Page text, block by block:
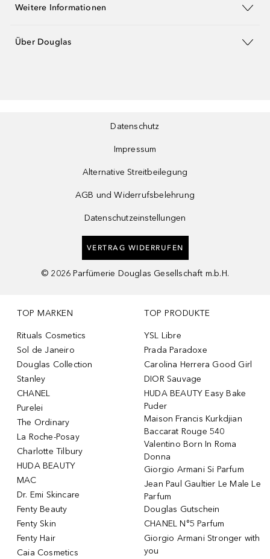
Weitere Informationen
Über Douglas
Datenschutz
Impressum
Alternative Streitbeilegung
AGB und Widerrufsbelehrung
Datenschutzeinstellungen
VERTRAG WIDERRUFEN
© 2026 Parfümerie Douglas Gesellschaft m.b.H.
TOP MARKEN
Rituals Cosmetics
Sol de Janeiro
Douglas Collection
Stanley
CHANEL
Purelei
The Ordinary
La Roche-Posay
Charlotte Tilbury
HUDA BEAUTY
MAC
Dr. Emi Skincare
Fenty Beauty
Fenty Skin
Fenty Hair
Caia Cosmetics
TOP PRODUKTE
YSL Libre
Prada Paradoxe
Carolina Herrera Good Girl
DIOR Sauvage
HUDA BEAUTY Easy Bake
Puder
Maison Francis Kurkdjian
Baccarat Rouge 540
Valentino Born In Roma
Donna
Giorgio Armani Si Parfum
Jean Paul Gaultier Le Male Le
Parfum
Douglas Gutschein
CHANEL N°5 Parfum
Giorgio Armani Stronger with
you